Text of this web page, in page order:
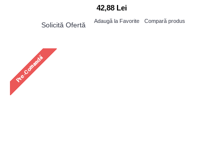
42,88 Lei
Solicită Ofertă Adaugă la Favorite Compară produs